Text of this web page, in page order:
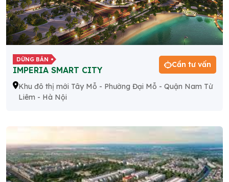
DỪNG BÁN
IMPERIA SMART CITY
Cần tư vấn
Khu đô thị mới Tây Mỗ - Phường Đại Mỗ - Quận Nam Từ
Liêm - Hà Nội